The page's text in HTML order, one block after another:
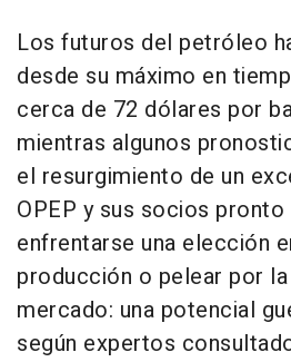
Los futuros del petróleo
desde su máximo en
cerca de 72 dólares por
mientras algunos
el resurgimiento de un
OPEP y sus socios
enfrentarse una elección
producción o pelear por
mercado: una potencial
según expertos